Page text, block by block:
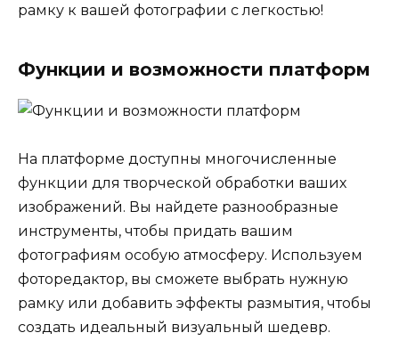
рамку к вашей фотографии с легкостью!
Функции и возможности платформ
На платформе доступны многочисленные
функции для творческой обработки ваших
изображений. Вы найдете разнообразные
инструменты, чтобы придать вашим
фотографиям особую атмосферу. Используем
фоторедактор, вы сможете выбрать нужную
рамку или добавить эффекты размытия, чтобы
создать идеальный визуальный шедевр.